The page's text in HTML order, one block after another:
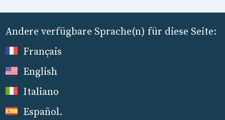
Andere verfügbare Sprache(n) für diese Seite:
Français
English
Italiano
Español.